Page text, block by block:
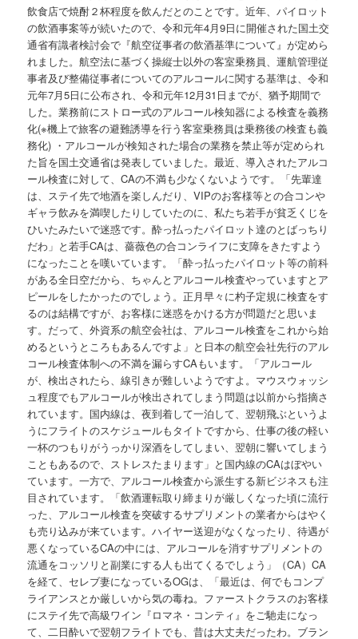
飲食店で焼酎２杯程度を飲んだとのことです。近年、パイロット
の飲酒事案等が続いたので、令和元年4月9日に開催された国土交
通省有識者検討会で『航空従事者の飲酒基準について』が定めら
れました。航空法に基づく操縦士以外の客室乗務員、運航管理従
事者及び整備従事者についてのアルコールに関する基準は、令和
元年7月5日に公布され、令和元年12月31日までが、猶予期間で
した。業務前にストロー式のアルコール検知器による検査を義務
化(※機上で旅客の避難誘導を行う客室乗務員は乗務後の検査も義
務化) ・アルコールが検知された場合の業務を禁止等が定められ
た旨を国土交通省は発表していました。最近、導入されたアルコ
ール検査に対して、CAの不満も少なくないようです。「先輩達
は、ステイ先で地酒を楽しんだり、VIPのお客様等との合コンや
ギャラ飲みを満喫したりしていたのに、私たち若手が貧乏くじを
ひいたみたいで迷惑です。酔っ払ったパイロット達のとばっちり
だわ」と若手CAは、薔薇色の合コンライフに支障をきたすよう
になったことを嘆いています。「酔っ払ったパイロット等の前科
がある全日空だから、ちゃんとアルコール検査やっていますとア
ピールをしたかったのでしょう。正月早々に杓子定規に検査をす
るのは結構ですが、お客様に迷惑をかける方が問題だと思いま
す。だって、外資系の航空会社は、アルコール検査をこれから始
めるというところもあるんですよ」と日本の航空会社先行のアル
コール検査体制への不満を漏らすCAもいます。「アルコール
が、検出されたら、線引きが難しいようですよ。マウスウォッシ
ュ程度でもアルコールが検出されてしまう問題は以前から指摘さ
れています。国内線は、夜到着して一泊して、翌朝飛ぶというよ
うにフライトのスケジュールもタイトですから、仕事の後の軽い
一杯のつもりがうっかり深酒をしてしまい、翌朝に響いてしまう
こともあるので、ストレスたまります」と国内線のCAはぼやい
ています。一方で、アルコール検査から派生する新ビジネスも注
目されています。「飲酒運転取り締まりが厳しくなった頃に流行
った、アルコール検査を突破するサプリメントの業者からはやく
も売り込みが来ています。ハイヤー送迎がなくなったり、待遇が
悪くなっているCAの中には、アルコールを消すサプリメントの
流通をコッソリと副業にする人も出てくるでしょう」（CA）CA
を経て、セレブ妻になっているOGは、「最近は、何でもコンプ
ライアンスとか厳しいから気の毒ね。ファーストクラスのお客様
にステイ先で高級ワイン『ロマネ・コンティ』をご馳走になっ
て、二日酔いで翌朝フライトでも、昔は大丈夫だったわ。ブラン